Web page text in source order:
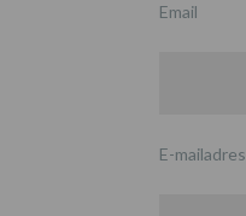
Email
E-mailadres